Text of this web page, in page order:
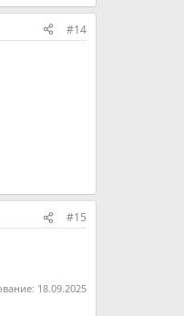
#14
#15
18.09.2025